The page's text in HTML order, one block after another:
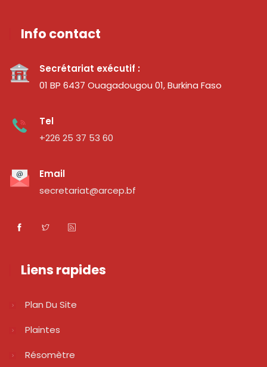
Info contact
Secrétariat exécutif :
01 BP 6437 Ouagadougou 01, Burkina Faso
Tel
+226 25 37 53 60
Email
secretariat@arcep.bf
Liens rapides
Plan Du Site
Plaintes
Résomètre